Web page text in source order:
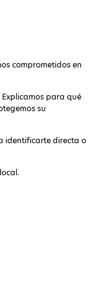
comprometidos en
para qué
su
identificarte directa o